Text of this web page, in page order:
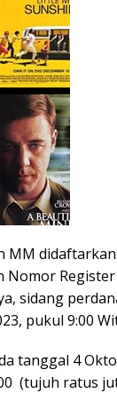
Nomor
sidang
pukul 9:00
tanggal 4
(tujuh ratus